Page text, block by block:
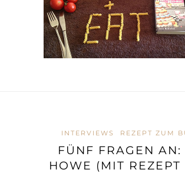
INTERVIEWS REZEPT ZUM
FÜNF FRAGEN AN:
HOWE (MIT REZEPT